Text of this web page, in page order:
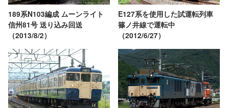
189系N103編成 ムーンライト
信州81号 送り込み回送
（2013/8/2）
E127系を使用した試運転列車
篠ノ井線で運転中
（2012/6/27）